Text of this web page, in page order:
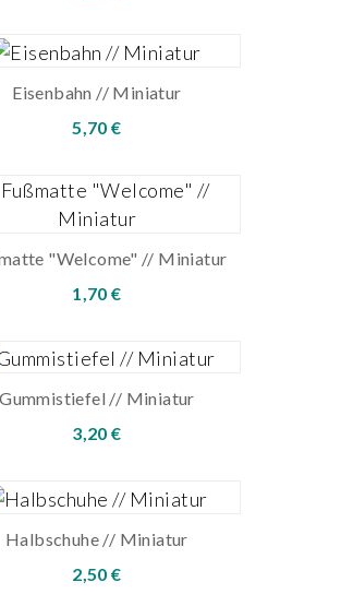
Eisenbahn // Miniatur
5,70 €
"Welcome" // Miniatur
1,70 €
Gummistiefel // Miniatur
3,20 €
Halbschuhe // Miniatur
2,50 €